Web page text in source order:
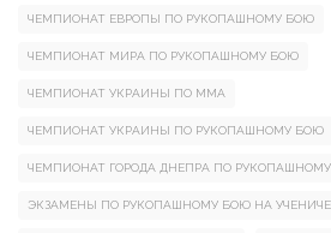
ЧЕМПИОНАТ ЕВРОПЫ ПО РУКОПАШНОМУ БОЮ
ЧЕМПИОНАТ МИРА ПО РУКОПАШНОМУ БОЮ
ЧЕМПИОНАТ УКРАИНЫ ПО ММА
ЧЕМПИОНАТ УКРАИНЫ ПО РУКОПАШНОМУ БОЮ
ЧЕМПИОНАТ ГОРОДА ДНЕПРА ПО
ЭКЗАМЕНЫ ПО РУКОПАШНОМУ БОЮ НА